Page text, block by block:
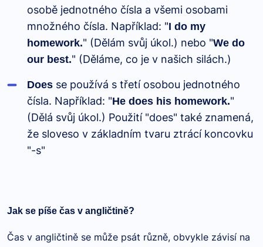
osobě jednotného čísla a všemi osobami
množného čísla. Například: "I do my
homework." (Dělám svůj úkol.) nebo "We do
our best." (Děláme, co je v našich silách.)
Does se používá s třetí osobou jednotného
čísla. Například: "He does his homework."
(Dělá svůj úkol.) Použití "does" také znamená,
že sloveso v základním tvaru ztrácí koncovku
"-s"
Jak se píše čas v angličtině?
Čas v angličtině se může psát různě, obvykle závisí na